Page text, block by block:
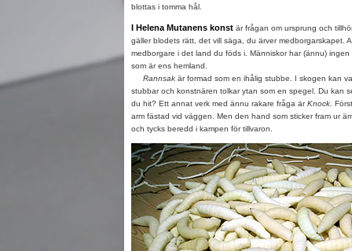
blottas i tomma hål.
I Helena Mutanens konstär frågan om ursprung och
gäller blodets rätt, det vill säga, du ärver medborgarskapet.
medborgare i det land du föds i. Människor har (ännu) ingen
som är ens hemland.
Rannsakär formad som en ihålig stubbe. I skogen kan
stubbar och konstnären tolkar ytan som en spegel. Du kan
du hit? Ett annat verk med ännu rakare fråga ärKnock.
arm fästad vid väggen. Men den hand som sticker fram ur
och tycks beredd i kampen för tillvaron.